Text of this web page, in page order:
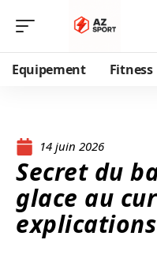
Equipement Fitness
14 juin 2026
Secret du
glace au